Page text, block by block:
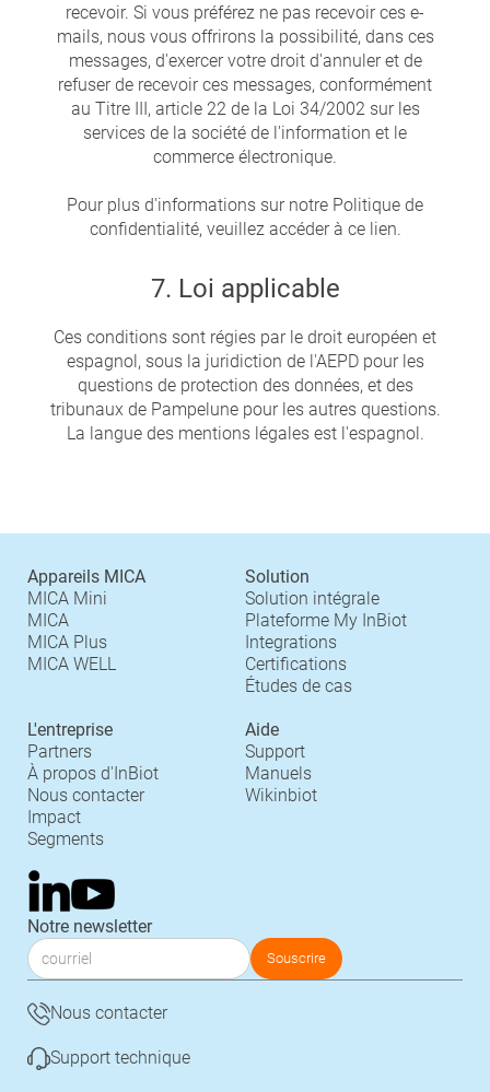
recevoir. Si vous préférez ne pas recevoir ces e-
mails, nous vous offrirons la possibilité, dans ces
messages, d'exercer votre droit d'annuler et de
refuser de recevoir ces messages, conformément
au Titre III, article 22 de la Loi 34/2002 sur les
services de la société de l'information et le
commerce électronique.
Pour plus d'informations sur notre Politique de
confidentialité, veuillez accéder à ce lien.
7. Loi applicable
Ces conditions sont régies par le droit européen et
espagnol, sous la juridiction de l'AEPD pour les
questions de protection des données, et des
tribunaux de Pampelune pour les autres questions.
La langue des mentions légales est l'espagnol.
Appareils MICA
MICA Mini
MICA
MICA Plus
MICA WELL
Solution
Solution intégrale
Plateforme My InBiot
Integrations
Certifications
Études de cas
L'entreprise
Partners
À propos d'InBiot
Nous contacter
Impact
Segments
Aide
Support
Manuels
Wikinbiot
Notre newsletter
Nous contacter
Support technique